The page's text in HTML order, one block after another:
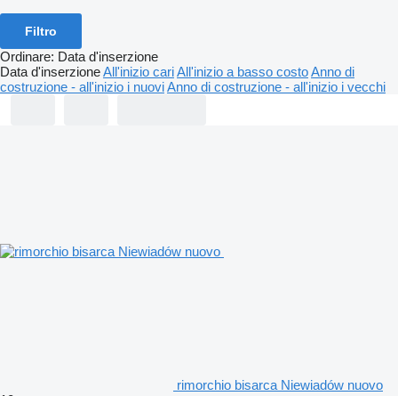
Filtro
Ordinare: Data d'inserzione
Data d'inserzioneAll'inizio cariAll'inizio a basso costoAnno di
costruzione - all'inizio i nuoviAnno di costruzione - all'inizio i vecchi
rimorchio bisarca Niewiadów nuovo